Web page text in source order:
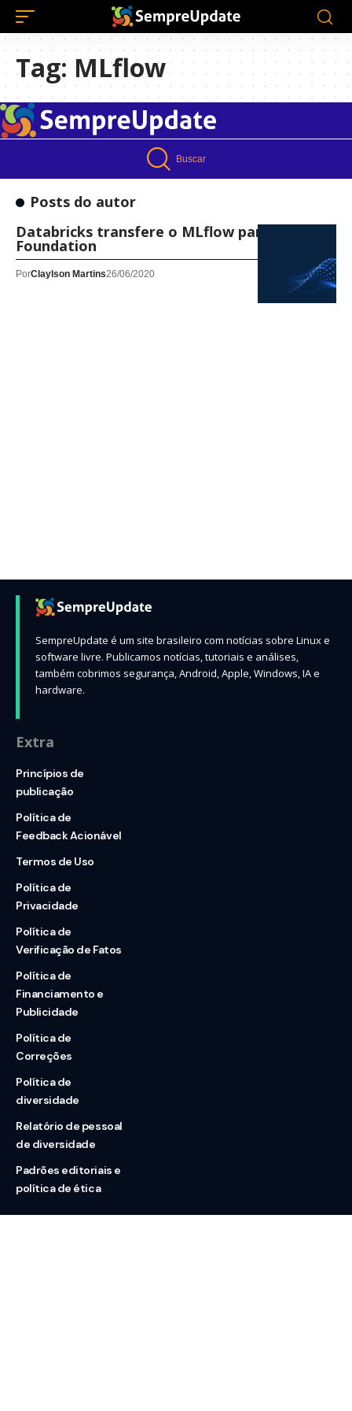
Tag: MLflow
Buscar
Posts do autor
Databricks transfere o MLflow para Linux
Foundation
PorClaylson Martins26/06/2020
SempreUpdate é um site brasileiro com notícias sobre Linux e
software livre. Publicamos notícias, tutoriais e análises,
também cobrimos segurança, Android, Apple, Windows, IA e
hardware.
Extra
Princípios de
publicação
Política de
Feedback Acionável
Termos de Uso
Política de
Privacidade
Política de
Verificação de Fatos
Política de
Financiamento e
Publicidade
Política de
Correções
Política de
diversidade
Relatório de pessoal
de diversidade
Padrões editoriais e
política de ética